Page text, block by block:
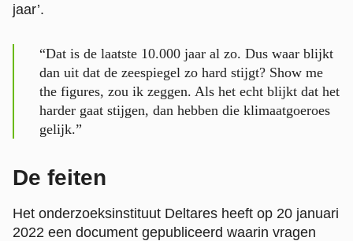
jaar’.
“Dat is de laatste 10.000 jaar al zo. Dus waar blijkt
dan uit dat de zeespiegel zo hard stijgt? Show me
the figures, zou ik zeggen. Als het echt blijkt dat het
harder gaat stijgen, dan hebben die klimaatgoeroes
gelijk.”
De feiten
Het onderzoeksinstituut Deltares heeft op 20 januari
2022 een document gepubliceerd waarin vragen